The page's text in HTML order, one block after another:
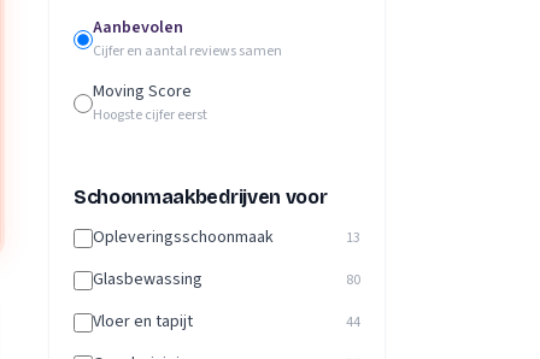
Aanbevolen
Cijfer en aantal reviews samen
Moving Score
Hoogste cijfer eerst
Schoonmaakbedrijven voor
Opleveringsschoonmaak 13
Glasbewassing 80
Vloer en tapijt 44